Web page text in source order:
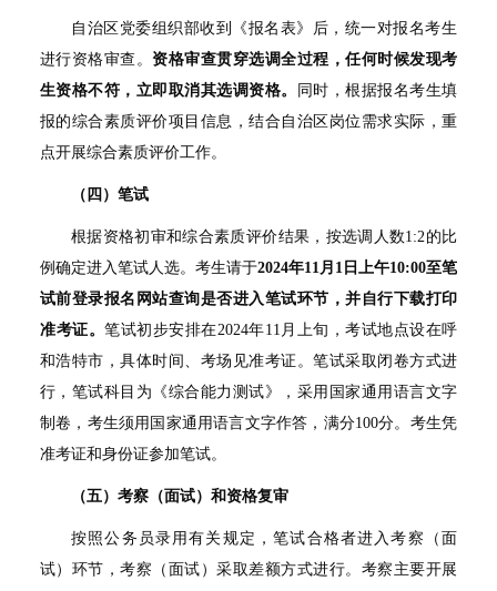
自治区党委组织部收到《报名表》后，统一对报名考生
进行资格审查。资格审查贯穿选调全过程，任何时候发现考
生资格不符，立即取消其选调资格。
同时，根据报名考生填
报的综合素质评价项目信息，结合自治区岗位需求实际，重
点开展综合素质评价工作。
（四）笔试
根据资格初审和综合素质评价结果，按选调人数1:2的比
例确定进入笔试人选。考生请于2024年11月 1 日上午10:00至笔
试前登录报名网站查询是否进入笔试环节，并自行下载打印
准考证。 笔试初步安排在2024年11 月上旬，考试地点设在呼
和浩特市，具体时间、考场见准考证。笔试采取闭卷方式进
行，笔试科目为《综合能力测试》，采用国家通用语言文字
制卷，考生须用国家通用语言文字作答，满分100分。考生凭
准考证和身份证参加笔试。
（五）考察（面试）和资格复审
按照公务员录用有关规定，笔试合格者进入考察（面
试）环节，考察（面试）采取差额方式进行。考察主要开展